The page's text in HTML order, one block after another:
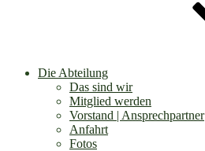
Die Abteilung
Das sind wir
Mitglied werden
Vorstand | Ansprechpartner
Anfahrt
Fotos